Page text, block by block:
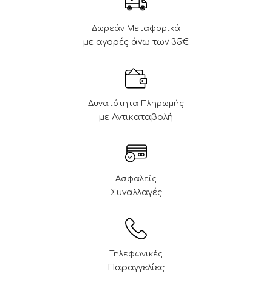
Δωρεάν Μεταφορικά
με αγορές άνω των 35€
Δυνατότητα Πληρωμής
με Αντικαταβολή
Ασφαλείς
Συναλλαγές
Τηλεφωνικές
Παραγγελίες